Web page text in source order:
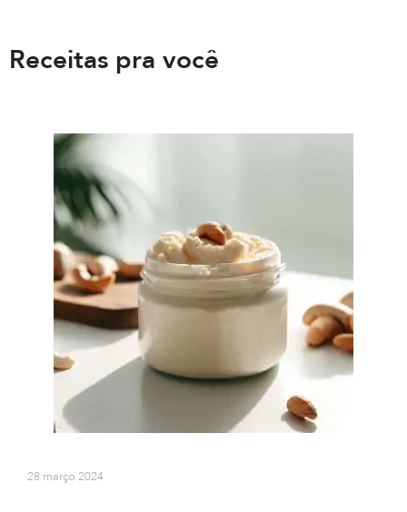
Receitas pra você
28 março 2024